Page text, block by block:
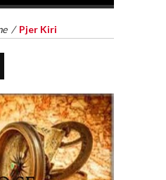
/ Pjer Kiri